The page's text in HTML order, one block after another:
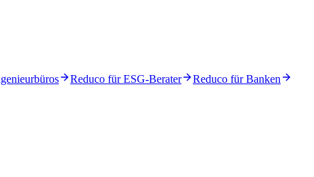
Reduco für ESG-Berater
Reduco für Banken